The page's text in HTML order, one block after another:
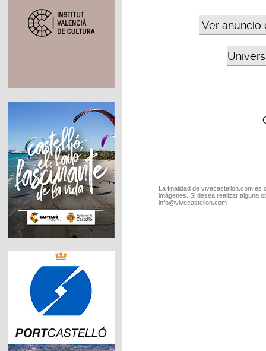
Ver anuncio
La finalidad de vivecastellon.com
imágenes. Si desea realizar alguna
info@vivecastellon.com